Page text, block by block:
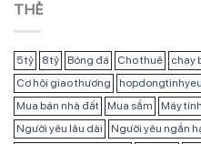
THẺ
5 tỷ 8 tỷ Bóng đá Cho thuê chạy
Cơ hội giao thương
hopdongtinhyeu
Mua bán nhà đất
Mua sắm Máy
Người yêu lâu dài
Người yêu ngắn